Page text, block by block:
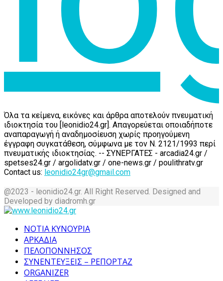
Όλα τα κείμενα, εικόνες και άρθρα αποτελούν πνευματική
ιδιοκτησία του [leonidio24.gr]. Απαγορεύεται οποιαδήποτε
αναπαραγωγή ή αναδημοσίευση χωρίς προηγούμενη
έγγραφη συγκατάθεση, σύμφωνα με τον Ν. 2121/1993 περί
πνευματικής ιδιοκτησίας. -- ΣΥΝΕΡΓΑΤΕΣ - arcadia24.gr /
spetses24.gr / argolidatv.gr / one-news.gr / poulithratv.gr
Contact us: leonidio24gr@gmail.com
@2023 - leonidio24.gr. All Right Reserved. Designed and
Developed by diadromh.gr
ΝΟΤΙΑ ΚΥΝΟΥΡΙΑ
ΑΡΚΑΔΙΑ
ΠΕΛΟΠΟΝΝΗΣΟΣ
ΣΥΝΕΝΤΕΥΞΕΙΣ – ΡΕΠΟΡΤΑΖ
ORGANIZER